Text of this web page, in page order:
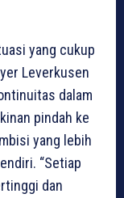
yang cukup
Leverkusen
dalam
pindah ke
yang lebih
“Setiap
dan